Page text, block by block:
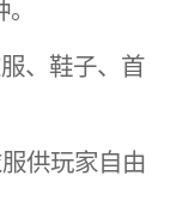
、鞋子、首
供玩家自由